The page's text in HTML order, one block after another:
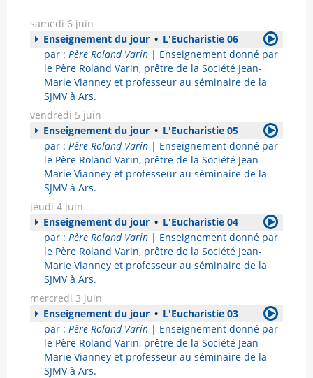
samedi 6 juin
Enseignement du jour • L'Eucharistie 06
par : Père Roland Varin | Enseignement donné par
le Père Roland Varin, prêtre de la Société Jean-
Marie Vianney et professeur au séminaire de la
SJMV à Ars.
vendredi 5 juin
Enseignement du jour • L'Eucharistie 05
par : Père Roland Varin | Enseignement donné par
le Père Roland Varin, prêtre de la Société Jean-
Marie Vianney et professeur au séminaire de la
SJMV à Ars.
jeudi 4 juin
Enseignement du jour • L'Eucharistie 04
par : Père Roland Varin | Enseignement donné par
le Père Roland Varin, prêtre de la Société Jean-
Marie Vianney et professeur au séminaire de la
SJMV à Ars.
mercredi 3 juin
Enseignement du jour • L'Eucharistie 03
par : Père Roland Varin | Enseignement donné par
le Père Roland Varin, prêtre de la Société Jean-
Marie Vianney et professeur au séminaire de la
SJMV à Ars.